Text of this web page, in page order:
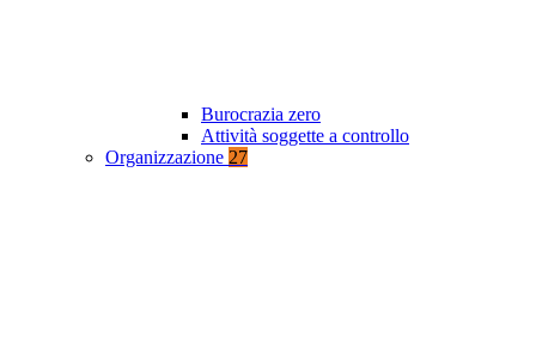
Burocrazia zero
Attività soggette a controllo
Organizzazione 27